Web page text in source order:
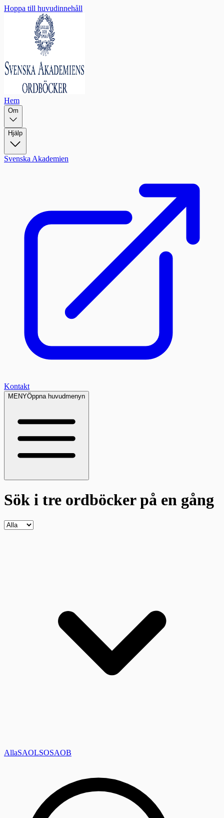
Hoppa till huvudinnehåll
Hem
Om
Hjälp
Svenska Akademien
Kontakt
MENYÖppna huvudmenyn
Sök i tre ordböckerpå en gång
AllaSAOLSOSAOB